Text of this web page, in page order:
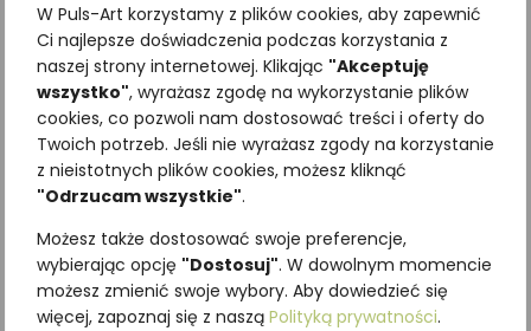
W Puls-Art korzystamy z plików cookies, aby zapewnić
Ci najlepsze doświadczenia podczas korzystania z
naszej strony internetowej. Klikając "Akceptuję
wszystko", wyrażasz zgodę na wykorzystanie plików
cookies, co pozwoli nam dostosować treści i oferty do
Twoich potrzeb. Jeśli nie wyrażasz zgody na korzystanie
z nieistotnych plików cookies, możesz kliknąć
"Odrzucam wszystkie".
Możesz także dostosować swoje preferencje,
wybierając opcję "Dostosuj". W dowolnym momencie
możesz zmienić swoje wybory. Aby dowiedzieć się
więcej, zapoznaj się z naszą Polityką prywatności.
Najniższa cena z ostatnich 30
SKU:Brak danych
Kategorie:ILUSTRACJE,Ptaki,
Śpiewające